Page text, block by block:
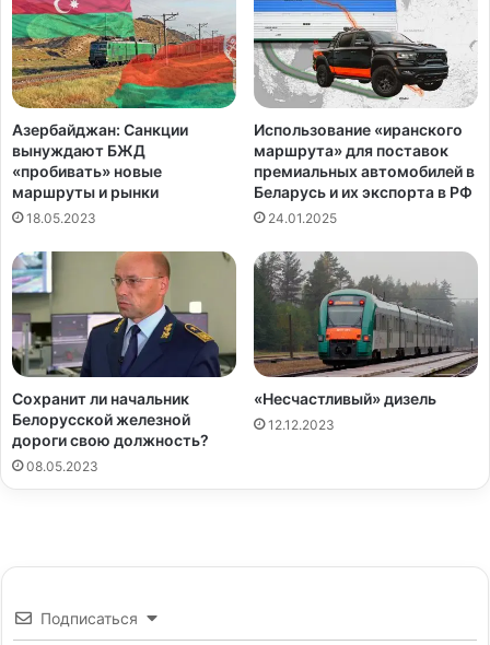
Азербайджан: Санкции
вынуждают БЖД
«пробивать» новые
маршруты и рынки
18.05.2023
Использование «иранского
маршрута» для поставок
премиальных автомобилей в
Беларусь и их экспорта в РФ
24.01.2025
Сохранит ли начальник
Белорусской железной
дороги свою должность?
08.05.2023
«Несчастливый» дизель
12.12.2023
Подписаться